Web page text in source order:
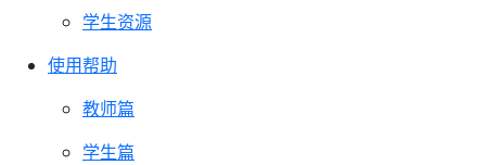
学生资源
使用帮助
教师篇
学生篇